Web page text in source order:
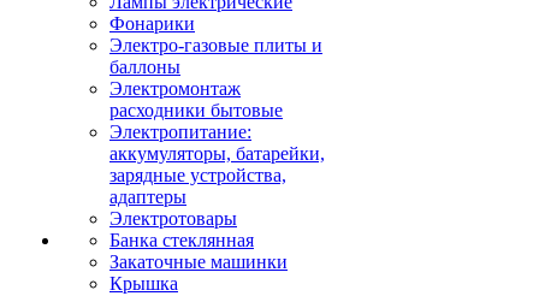
Фонарики
Электро-газовые плиты и
баллоны
Электромонтаж
расходники бытовые
Электропитание:
аккумуляторы, батарейки,
зарядные устройства,
адаптеры
Электротовары
Банка стеклянная
Закаточные машинки
Крышка